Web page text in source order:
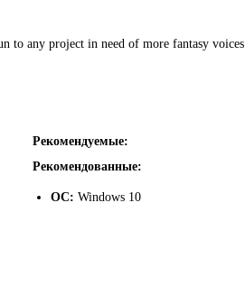
to any project in need of more fantasy voices.
Рекомендуемые:
Рекомендованные:
ОС: Windows 10